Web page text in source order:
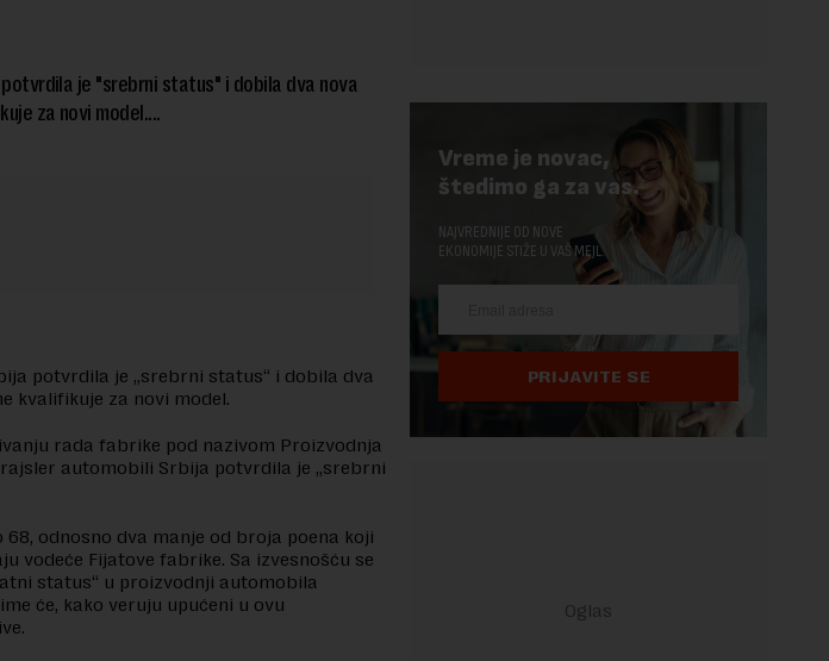
je "srebrni status" i dobila dva nova
za novi model....
potvrdila je „srebrni status“ i dobila dva
kvalifikuje za novi model.
rada fabrike pod nazivom Proizvodnja
automobili Srbija potvrdila je „srebrni
68, odnosno dva manje od broja poena koji
vodeće Fijatove fabrike. Sa izvesnošću se
status“ u proizvodnji automobila
će, kako veruju upućeni u ovu
Vreme je novac,
štedimo ga za vas.
NAJVREDNIJE OD NOVE
EKONOMIJE STIŽE U VAŠ MEJL.
PRIJAVITE SE